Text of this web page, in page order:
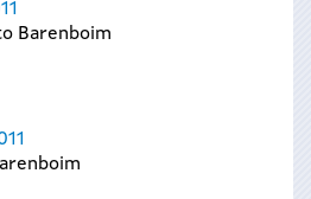
Barenboim